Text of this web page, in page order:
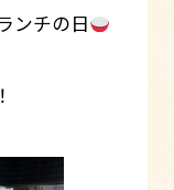
ンチの日